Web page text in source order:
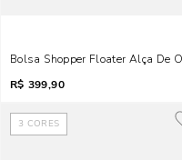
Bolsa Shopper Floater Alça De
R$ 399,90
3 CORES